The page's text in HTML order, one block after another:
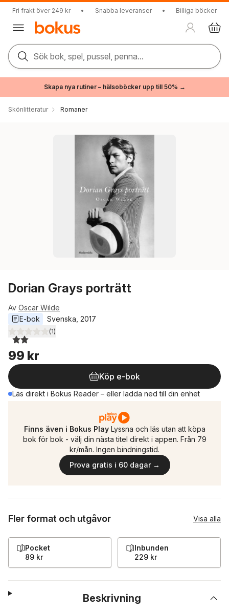
Fri frakt över 249 kr • Snabba leveranser • Billiga böcker
Sök bok, spel, pussel, penna...
Skapa nya rutiner – hälsoböcker upp till 50% →
Skönlitteratur Romaner
Dorian Grays porträtt
Av Oscar Wilde
E-bok
Svenska 2017
2,0utav 5 stjärnor. Totalt antal röster:
(1)
99 kr
Köp e-bok
Läs direkt i Bokus Reader – eller ladda ned till din enhet
Finns även i Bokus Play Lyssna och läs utan att köpa
bok för bok - välj din nästa titel direkt i appen. Från 79
kr/mån. Ingen bindningstid.
Prova gratis i 60 dagar →
Fler format och utgåvor Visa alla
Pocket
89 kr
Inbunden
229 kr
Beskrivning